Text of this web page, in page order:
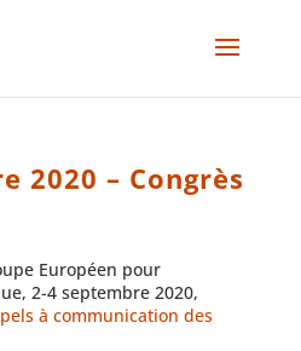
2020 – Congrès
Européen pour
2-4 septembre 2020,
à communication des